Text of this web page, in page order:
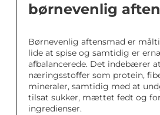
børnevenlig
Børnevenlig aftensmad er
lide at spise og samtidig er
afbalancerede. Det indebærer
næringsstoffer som protein,
mineraler, samtidig med at
tilsat sukker, mættet fedt og
ingredienser.